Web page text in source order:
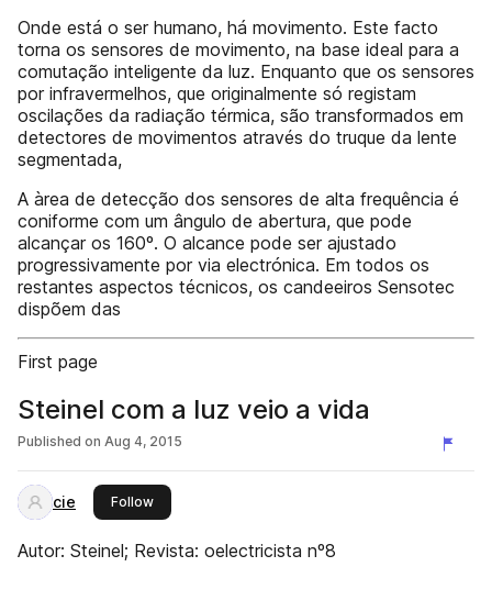
Onde está o ser humano, há movimento. Este facto
torna os sensores de movimento, na base ideal para a
comutação inteligente da luz. Enquanto que os sensores
por infravermelhos, que originalmente só registam
oscilações da radiação térmica, são transformados em
detectores de movimentos através do truque da lente
segmentada,
A àrea de detecção dos sensores de alta frequência é
coniforme com um ângulo de abertura, que pode
alcançar os 160º. O alcance pode ser ajustado
progressivamente por via electrónica. Em todos os
restantes aspectos técnicos, os candeeiros Sensotec
dispõem das
First page
Steinel com a luz veio a vida
Published on Aug 4, 2015
cie Followthis publisher
Autor: Steinel; Revista: oelectricista nº8